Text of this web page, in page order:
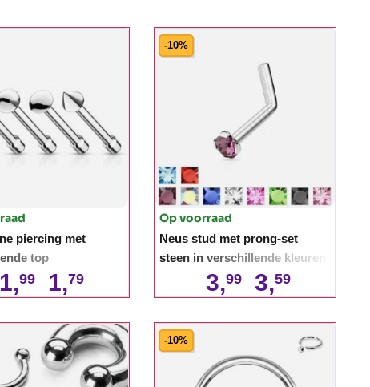
piercing met
top
1,99 1,79
-10%
Op voorraad
Neus stud met prong-set
steen in verschillende kleuren
3,99 3,59
-10%